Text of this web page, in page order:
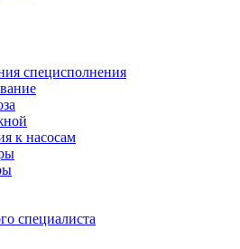
специсполнения
к насосам
специалиста